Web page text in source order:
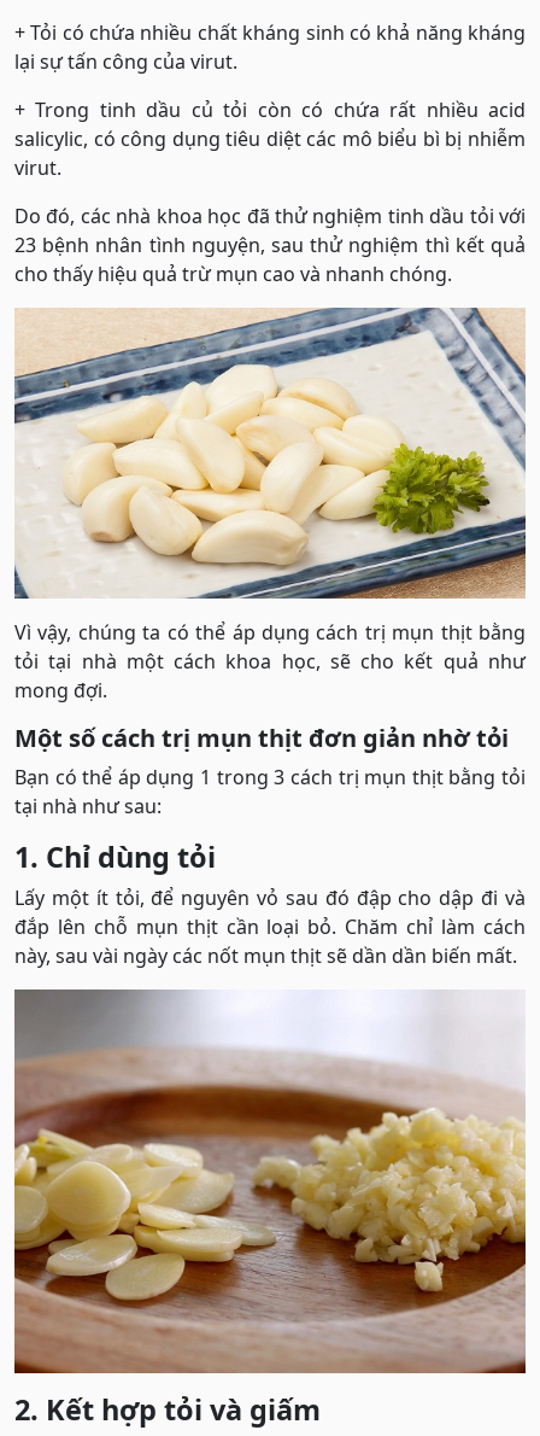
+ Tỏi có chứa nhiều chất kháng sinh có khả năng kháng
lại sự tấn công của virut.
+ Trong tinh dầu củ tỏi còn có chứa rất nhiều acid
salicylic, có công dụng tiêu diệt các mô biểu bì bị nhiễm
virut.
Do đó, các nhà khoa học đã thử nghiệm tinh dầu tỏi với
23 bệnh nhân tình nguyện, sau thử nghiệm thì kết quả
cho thấy hiệu quả trừ mụn cao và nhanh chóng.
Vì vậy, chúng ta có thể áp dụng cách trị mụn thịt bằng
tỏi tại nhà một cách khoa học, sẽ cho kết quả như
mong đợi.
Một số cách trị mụn thịt đơn giản nhờ tỏi
Bạn có thể áp dụng 1 trong 3 cách trị mụn thịt bằng tỏi
tại nhà như sau:
1. Chỉ dùng tỏi
Lấy một ít tỏi, để nguyên vỏ sau đó đập cho dập đi và
đắp lên chỗ mụn thịt cần loại bỏ. Chăm chỉ làm cách
này, sau vài ngày các nốt mụn thịt sẽ dần dần biến mất.
2. Kết hợp tỏi và giấm